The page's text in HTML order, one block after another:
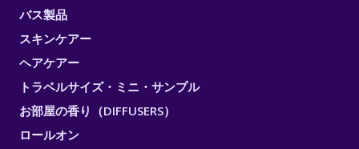
バス製品
スキンケアー
ヘアケアー
トラベルサイズ・ミニ・サンプル
お部屋の香り（DIFFUSERS）
ロールオン